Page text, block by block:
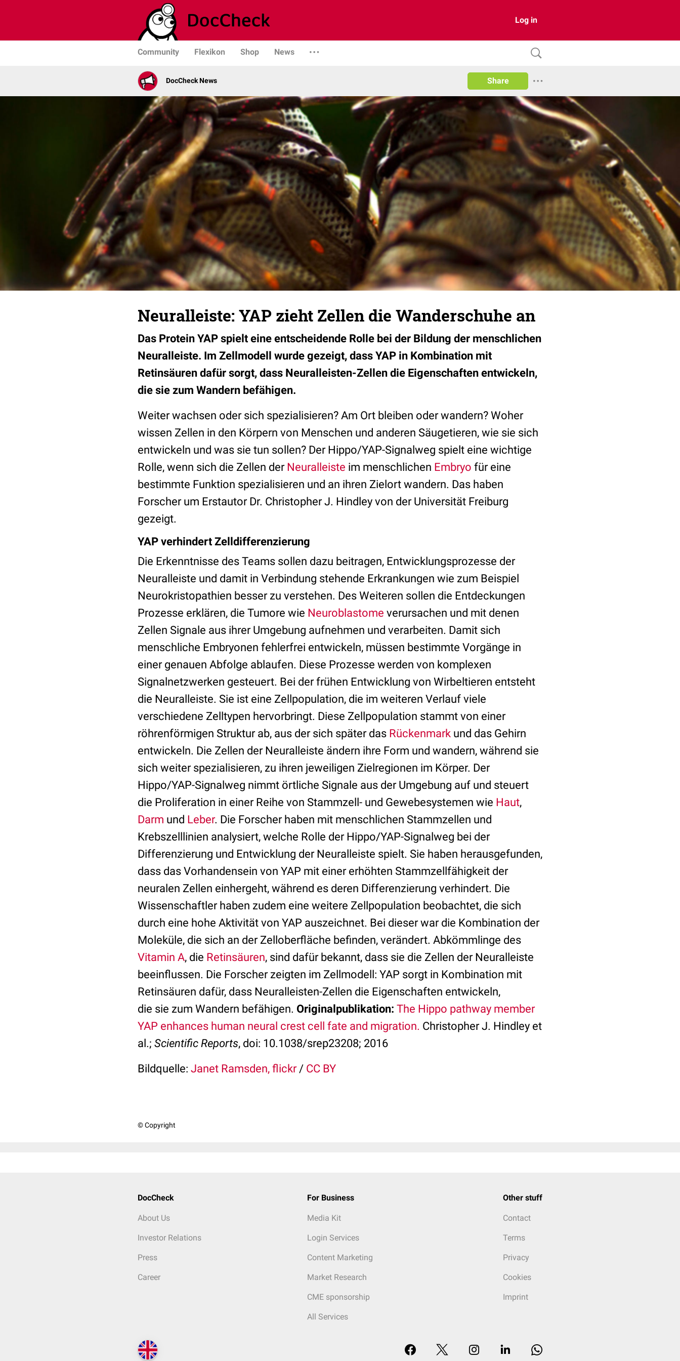
Log in
Community Flexikon Shop News
DocCheck News Share
Neuralleiste: YAP zieht Zellen die Wanderschuhe an
Das Protein YAP spielt eine entscheidende Rolle bei der Bildung der menschlichen
Neuralleiste. Im Zellmodell wurde gezeigt, dass YAP in Kombination mit
Retinsäuren dafür sorgt, dass Neuralleisten-Zellen die Eigenschaften entwickeln,
die sie zum Wandern befähigen.
Weiter wachsen oder sich spezialisieren? Am Ort bleiben oder wandern? Woher
wissen Zellen in den Körpern von Menschen und anderen Säugetieren, wie sie sich
entwickeln und was sie tun sollen? Der Hippo/YAP-Signalweg spielt eine wichtige
Rolle, wenn sich die Zellen der Neuralleiste im menschlichen Embryo für eine
bestimmte Funktion spezialisieren und an ihren Zielort wandern. Das haben
Forscher um Erstautor Dr. Christopher J. Hindley von der Universität Freiburg
gezeigt.
YAP verhindert Zelldifferenzierung
Die Erkenntnisse des Teams sollen dazu beitragen, Entwicklungsprozesse der
Neuralleiste und damit in Verbindung stehende Erkrankungen wie zum Beispiel
Neurokristopathien besser zu verstehen. Des Weiteren sollen die Entdeckungen
Prozesse erklären, die Tumore wie Neuroblastome verursachen und mit denen
Zellen Signale aus ihrer Umgebung aufnehmen und verarbeiten. Damit sich
menschliche Embryonen fehlerfrei entwickeln, müssen bestimmte Vorgänge in
einer genauen Abfolge ablaufen. Diese Prozesse werden von komplexen
Signalnetzwerken gesteuert. Bei der frühen Entwicklung von Wirbeltieren entsteht
die Neuralleiste. Sie ist eine Zellpopulation, die im weiteren Verlauf viele
verschiedene Zelltypen hervorbringt. Diese Zellpopulation stammt von einer
röhrenförmigen Struktur ab, aus der sich später das Rückenmark und das Gehirn
entwickeln. Die Zellen der Neuralleiste ändern ihre Form und wandern, während sie
sich weiter spezialisieren, zu ihren jeweiligen Zielregionen im Körper. Der
Hippo/YAP-Signalweg nimmt örtliche Signale aus der Umgebung auf und steuert
die Proliferation in einer Reihe von Stammzell- und Gewebesystemen wie Haut,
Darm und Leber. Die Forscher haben mit menschlichen Stammzellen und
Krebszelllinien analysiert, welche Rolle der Hippo/YAP-Signalweg bei der
Differenzierung und Entwicklung der Neuralleiste spielt. Sie haben herausgefunden,
dass das Vorhandensein von YAP mit einer erhöhten Stammzellfähigkeit der
neuralen Zellen einhergeht, während es deren Differenzierung verhindert. Die
Wissenschaftler haben zudem eine weitere Zellpopulation beobachtet, die sich
durch eine hohe Aktivität von YAP auszeichnet. Bei dieser war die Kombination der
Moleküle, die sich an der Zelloberfläche befinden, verändert. Abkömmlinge des
Vitamin A, die Retinsäuren, sind dafür bekannt, dass sie die Zellen der Neuralleiste
beeinflussen. Die Forscher zeigten im Zellmodell: YAP sorgt in Kombination mit
Retinsäuren dafür, dass Neuralleisten-Zellen die Eigenschaften entwickeln,
die sie zum Wandern befähigen. Originalpublikation: The Hippo pathway member
YAP enhances human neural crest cell fate and migration. Christopher J. Hindley et
al.; Scientific Reports, doi: 10.1038/srep23208; 2016
Bildquelle: Janet Ramsden, flickr/ CC BY
© Copyright
DocCheck
About Us
Investor Relations
Press
Career
For Business
Media Kit
Login Services
Content Marketing
Market Research
CME sponsorship
All Services
Other stuff
Contact
Terms
Privacy
Cookies
Imprint